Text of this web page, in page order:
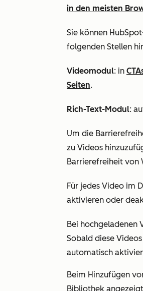
in den meisten
Sie können
folgenden Stellen
Videomodul: in
Seiten.
Rich-Text-Modul:
Um die
zu Videos
Barrierefreiheit von
Für jedes Video im
aktivieren oder
Bei hochgeladenen
Sobald diese
automatisch
Beim Hinzufügen
Bibliothek